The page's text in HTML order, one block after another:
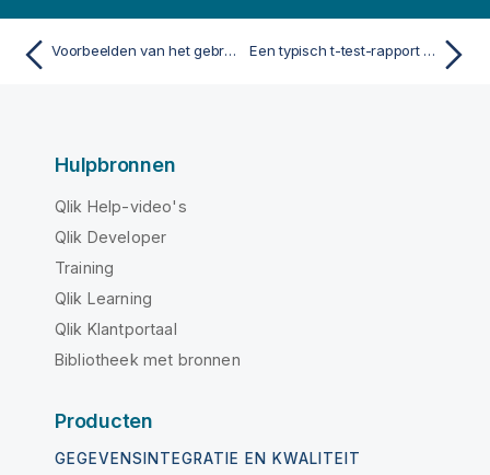
Voorbeelden van het gebruik van chi2-test-functies in grafieken Een typisch t-test-rapport opstellen
Hulpbronnen
Qlik Help-video's
Qlik Developer
Training
Qlik Learning
Qlik Klantportaal
Bibliotheek met bronnen
Producten
GEGEVENSINTEGRATIE EN KWALITEIT